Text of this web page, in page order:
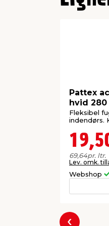
Pattex
hvid 280
Fleksibel
indendørs.
69,64pr. ltr.
Lev. omk.
Webshop